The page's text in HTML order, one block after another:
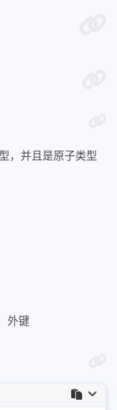
，并且是原子类型
外键